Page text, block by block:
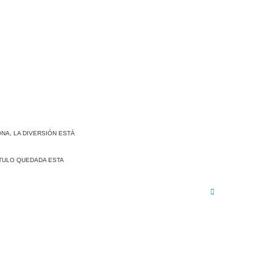
LA DIVERSIÓN ESTÁ
QUEDADA ESTA